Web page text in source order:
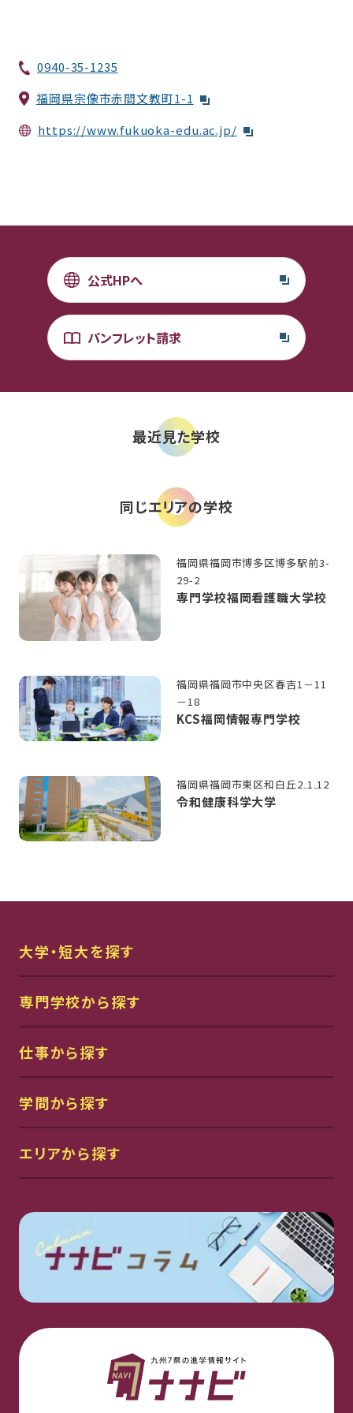
0940-35-1235
福岡県宗像市赤間文教町1-1
https://www.fukuoka-edu.ac.jp/
公式HPへ
パンフレット請求
最近見た学校
同じエリアの学校
福岡県福岡市博多区博多駅前3-
29-2
専門学校福岡看護職大学校
福岡県福岡市中央区春吉1－11
－18
KCS福岡情報専門学校
福岡県福岡市東区和白丘2₋1₋12
令和健康科学大学
大学・短大を探す
専門学校から探す
仕事から探す
学問から探す
エリアから探す